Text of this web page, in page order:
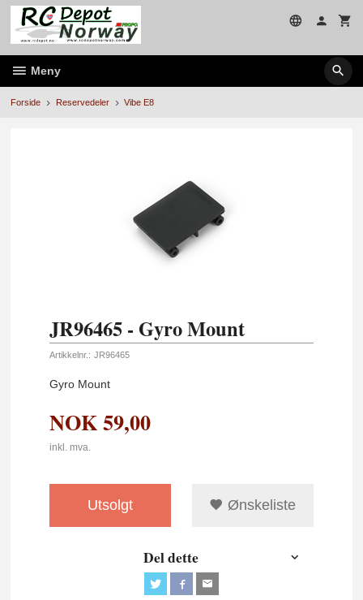
Gå
innholdet
Meny
Forside Reservedeler Vibe E8
JR96465 - Gyro Mount
Artikkelnr.: JR96465
Gyro Mount
NOK59,00
inkl. mva.
Utsolgt Ønskeliste
Del dette